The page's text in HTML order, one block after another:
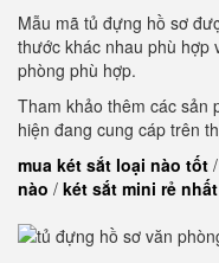
Mẫu mã tủ đựng hồ sơ
thước khác nhau phù hợp
phòng phù hợp.
Tham khảo thêm các sản
hiện đang cung cáp trên
mua két sắt loại nào tốt /
nào / két sắt mini rẻ nhất